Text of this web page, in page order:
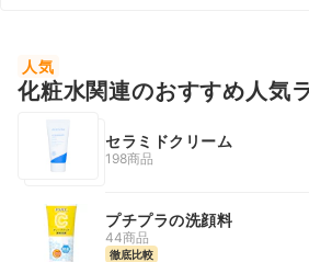
人気
化粧水関連のおすすめ人気
セラミドクリーム
198商品
プチプラの洗顔料
44商品
徹底比較